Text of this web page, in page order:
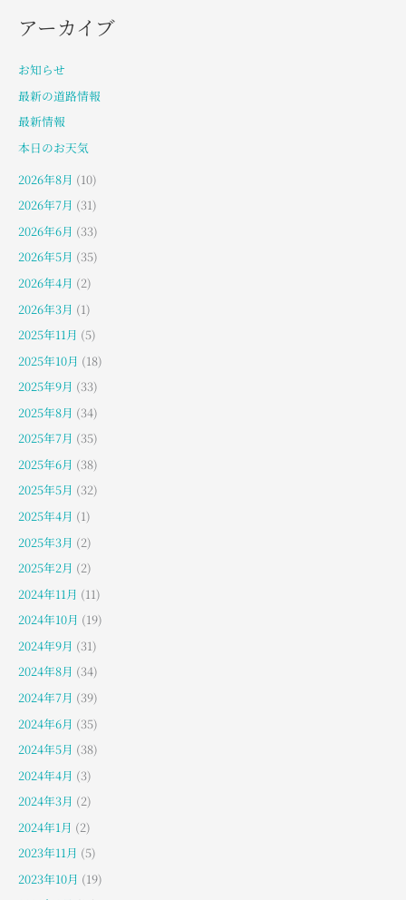
アーカイブ
お知らせ
最新の道路情報
最新情報
本日のお天気
2026年8月 (10)
2026年7月 (31)
2026年6月 (33)
2026年5月 (35)
2026年4月 (2)
2026年3月 (1)
2025年11月 (5)
2025年10月 (18)
2025年9月 (33)
2025年8月 (34)
2025年7月 (35)
2025年6月 (38)
2025年5月 (32)
2025年4月 (1)
2025年3月 (2)
2025年2月 (2)
2024年11月 (11)
2024年10月 (19)
2024年9月 (31)
2024年8月 (34)
2024年7月 (39)
2024年6月 (35)
2024年5月 (38)
2024年4月 (3)
2024年3月 (2)
2024年1月 (2)
2023年11月 (5)
2023年10月 (19)